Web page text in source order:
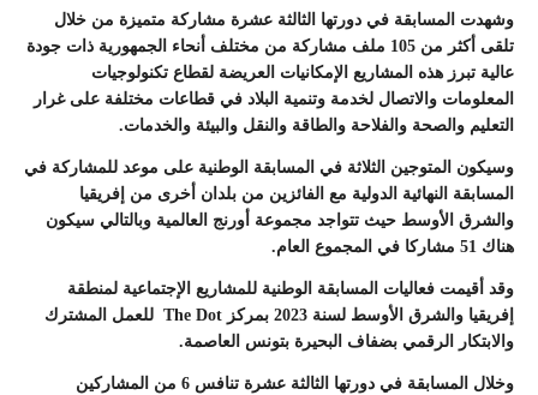
وشهدت المسابقة في دورتها الثالثة عشرة مشاركة متميزة من خلال
تلقى أكثر من 105 ملف مشاركة من مختلف أنحاء الجمهورية ذات جودة
عالية تبرز هذه المشاريع الإمكانيات العريضة لقطاع تكنولوجيات
المعلومات والاتصال لخدمة وتنمية البلاد في قطاعات مختلفة على غرار
التعليم والصحة والفلاحة والطاقة والنقل والبيئة والخدمات.
وسيكون المتوجين الثلاثة في المسابقة الوطنية على موعد للمشاركة في
المسابقة النهائية الدولية مع الفائزين من بلدان أخرى من إفريقيا
والشرق الأوسط حيث تتواجد مجموعة أورنج العالمية وبالتالي سيكون
هناك 51 مشاركا في المجموع العام.
وقد أقيمت فعاليات المسابقة الوطنية للمشاريع الإجتماعية لمنطقة
إفريقيا والشرق الأوسط لسنة 2023 بمركز The Dot للعمل المشترك
والابتكار الرقمي بضفاف البحيرة بتونس العاصمة.
وخلال المسابقة في دورتها الثالثة عشرة تنافس 6 من المشاركين